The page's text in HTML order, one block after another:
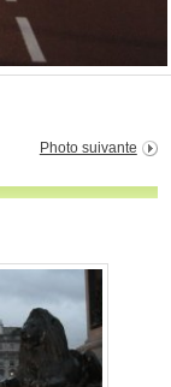
Photo suivante